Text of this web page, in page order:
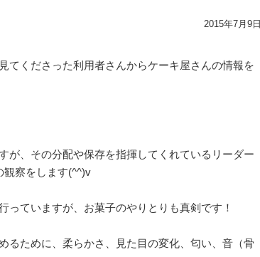
2015年7月9日
てくださった利用者さんからケーキ屋さんの情報を
が、その分配や保存を指揮してくれているリーダー
観察をします(^^)v
っていますが、お菓子のやりとりも真剣です！
るために、柔らかさ、見た目の変化、匂い、音（骨